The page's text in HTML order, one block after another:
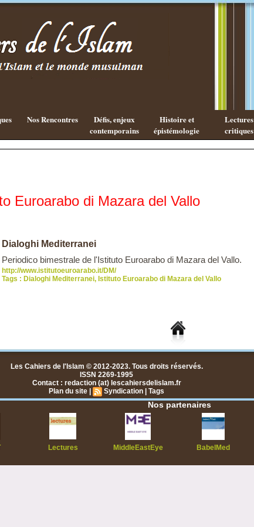
Islamique ?
Nos Rencontres
Défis, enjeux
contemporains
Histoire et
épistémologie
Lectures
critiques
Euroarabo di Mazara del Vallo
Dialoghi Mediterranei
Periodico bimestrale de l'Istituto Euroarabo di Mazara del Vallo.
http://www.istitutoeuroarabo.it/DM/
Tags : Dialoghi Mediterranei, Istituto Euroarabo di Mazara del Vallo
Les Cahiers de l'Islam © 2012-2023. Tous droits réservés.
ISSN 2269-1995
Contact : redaction (at) lescahiersdelislam.fr
Plan du site
Syndication Tags
Nos partenaires
Lectures MiddleEastEye BabelMed